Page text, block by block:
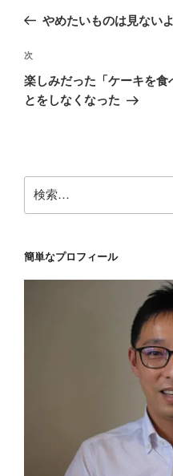
ナ
ビ
ゲ
ー
の
稿
やめたいものは見ない
次
の
投
次
楽しみだった「ケーキを食
とをしなくなった
索:
簡単なプロフィール